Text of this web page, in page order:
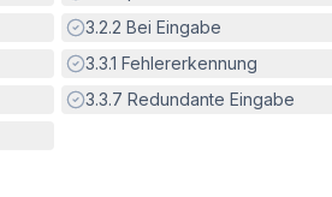
Erfüllt:
3.2.2 Bei Eingabe
Erfüllt:
3.3.1 Fehlererkennung
Erfüllt:
3.3.7 Redundante Eingabe